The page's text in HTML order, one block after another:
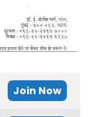
Join Now